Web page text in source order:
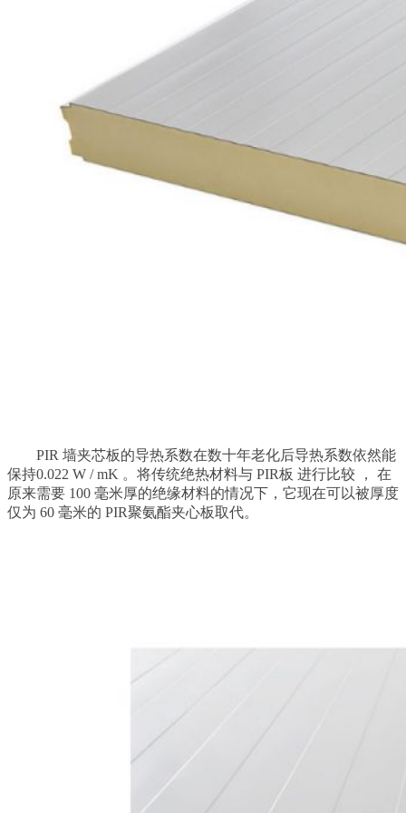
PIR 墙夹芯板的导热系数在数十年老化后导热系数依然能
保持0.022 W / mK 。将传统绝热材料与 PIR板 进行比较 ， 在​​
原来需要 100 毫米厚的绝缘材料的情况下，它现在可以被厚度
仅为 60 毫米的 PIR聚氨酯夹心板取代。